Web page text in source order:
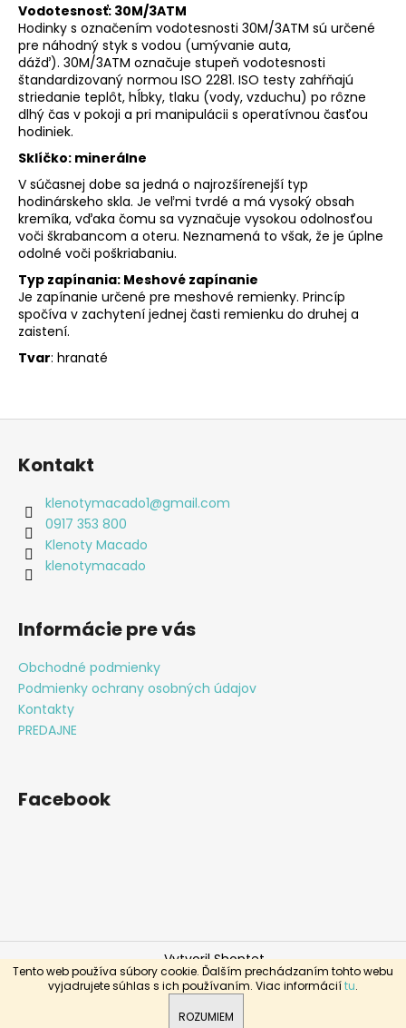
Tento web používa súbory cookie. Ďalším prechádzaním tohto webu
vyjadrujete súhlas s ich používaním. Viac informáciítu.
ROZUMIEM
Pri nákupe nad 150€ DOPRAVA ZDARMA
Vodotesnosť: 30M/3ATM
Hodinky s označením vodotesnosti 30M/3ATM sú určené
pre náhodný styk s vodou (umývanie auta,
dážď). 30M/3ATM označuje stupeň vodotesnosti
štandardizovaný normou ISO 2281. ISO testy zahŕňajú
striedanie teplôt, hĺbky, tlaku (vody, vzduchu) po rôzne
dlhý čas v pokoji a pri manipulácii s operatívnou časťou
hodiniek.
Sklíčko: minerálne
V súčasnej dobe sa jedná o najrozšírenejší typ
hodinárskeho skla. Je veľmi tvrdé a má vysoký obsah
kremíka, vďaka čomu sa vyznačuje vysokou odolnosťou
voči škrabancom a oteru. Neznamená to však, že je úplne
odolné voči poškriabaniu.
Typ zapínania: Meshové zapínanie
Je zapínanie určené pre meshové remienky. Princíp
spočíva v zachytení jednej časti remienku do druhej a
zaistení.
Tvar: hranaté
Z
Kontakt
klenotymacado1@gmail.com
0917 353 800
Klenoty Macado
klenotymacado
Informácie pre vás
Obchodné podmienky
Podmienky ochrany osobných údajov
Kontakty
PREDAJNE
Facebook
Vytvoril Shoptet
Copyright 2026 Klenoty Macado. Všetky práva